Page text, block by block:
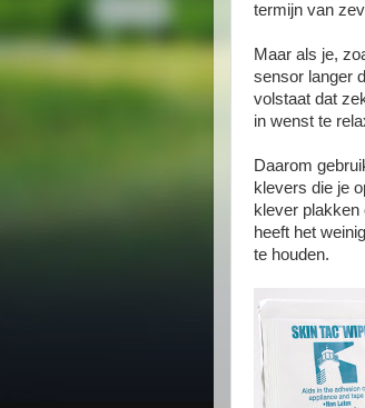
termijn van
Maar als je,
sensor langer
volstaat dat
in wenst te
Daarom
klevers die je
klever plakken
heeft het
te houden.